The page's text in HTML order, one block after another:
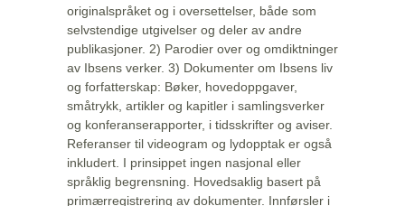
originalspråket og i oversettelser, både som
selvstendige utgivelser og deler av andre
publikasjoner. 2) Parodier over og omdiktninger
av Ibsens verker. 3) Dokumenter om Ibsens liv
og forfatterskap: Bøker, hovedoppgaver,
småtrykk, artikler og kapitler i samlingsverker
og konferanserapporter, i tidsskrifter og aviser.
Referanser til videogram og lydopptak er også
inkludert. I prinsippet ingen nasjonal eller
språklig begrensning. Hovedsaklig basert på
primærregistrering av dokumenter. Innførsler i